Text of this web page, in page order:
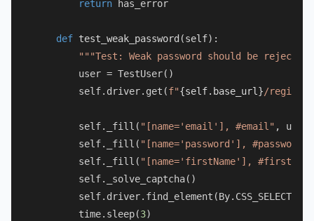
return has_error
def test_weak_password (self):
"""Test: Weak password should be
        user = TestUser()
        self.driver.get(
f"{self.base_url}/
        self._fill(
"[name='email'], #email" ,
        self._fill(
"[name='password'], #password"
        self._fill(
"[name='firstName'], #first-
        self._solve_captcha()
        self.driver.find_element(By.CSS_SELECTOR,
        time.sleep(
3)